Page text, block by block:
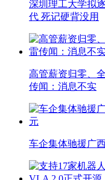
深圳理工大学拟
代 死记硬背没用
高管薪资归零、
传闻：消息不实
车企集体驰援广